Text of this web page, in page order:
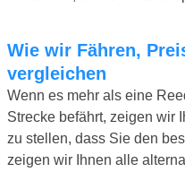
Wie wir Fähren, Preise und Abfahrtszeiten
vergleichen
Wenn es mehr als eine
Strecke befährt, zeigen wir
zu stellen, dass Sie den
zeigen wir Ihnen alle